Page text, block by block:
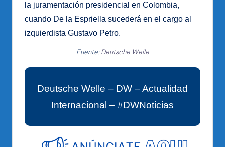
la juramentación presidencial en Colombia,
cuando De la Espriella sucederá en el cargo al
izquierdista Gustavo Petro.
Fuente:Deutsche Welle
Deutsche Welle – DW – Actualidad
Internacional – #DWNoticias